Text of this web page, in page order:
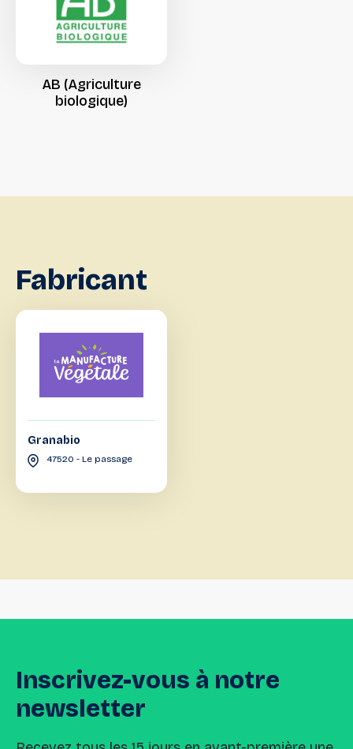
AB (Agriculture
biologique)
Fabricant
Granabio
47520 - Le passage
Inscrivez-vous à notre
newsletter